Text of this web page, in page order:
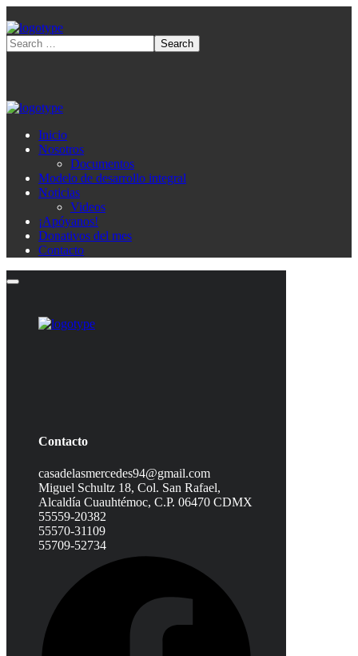
Inicio
Nosotros
Documentos
Modelo de desarrollo integral
Noticias
Videos
¡Apóyanos!
Donativos del mes
Contacto
Contacto
casadelasmercedes94@gmail.com
Miguel Schultz 18, Col. San Rafael,
Alcaldía Cuauhtémoc, C.P. 06470 CDMX
55559-20382
55570-31109
55709-52734